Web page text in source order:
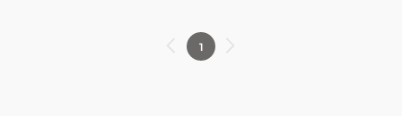
ク
ル
ク1